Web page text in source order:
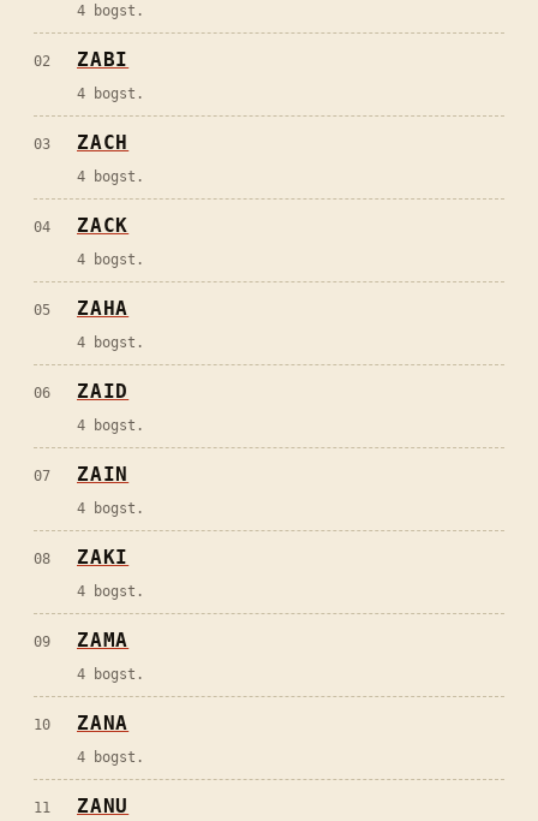
4 bogst.
02 ZABI
4 bogst.
03 ZACH
4 bogst.
04 ZACK
4 bogst.
05 ZAHA
4 bogst.
06 ZAID
4 bogst.
07 ZAIN
4 bogst.
08 ZAKI
4 bogst.
09 ZAMA
4 bogst.
10 ZANA
4 bogst.
11 ZANU